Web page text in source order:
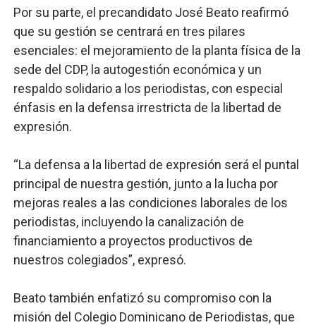
Por su parte, el precandidato José Beato reafirmó
que su gestión se centrará en tres pilares
esenciales: el mejoramiento de la planta física de la
sede del CDP, la autogestión económica y un
respaldo solidario a los periodistas, con especial
énfasis en la defensa irrestricta de la libertad de
expresión.
“La defensa a la libertad de expresión será el puntal
principal de nuestra gestión, junto a la lucha por
mejoras reales a las condiciones laborales de los
periodistas, incluyendo la canalización de
financiamiento a proyectos productivos de
nuestros colegiados”, expresó.
Beato también enfatizó su compromiso con la
misión del Colegio Dominicano de Periodistas, que